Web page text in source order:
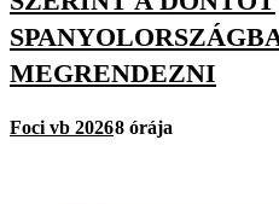
MEGRENDEZNI
Foci vb 20268 órája